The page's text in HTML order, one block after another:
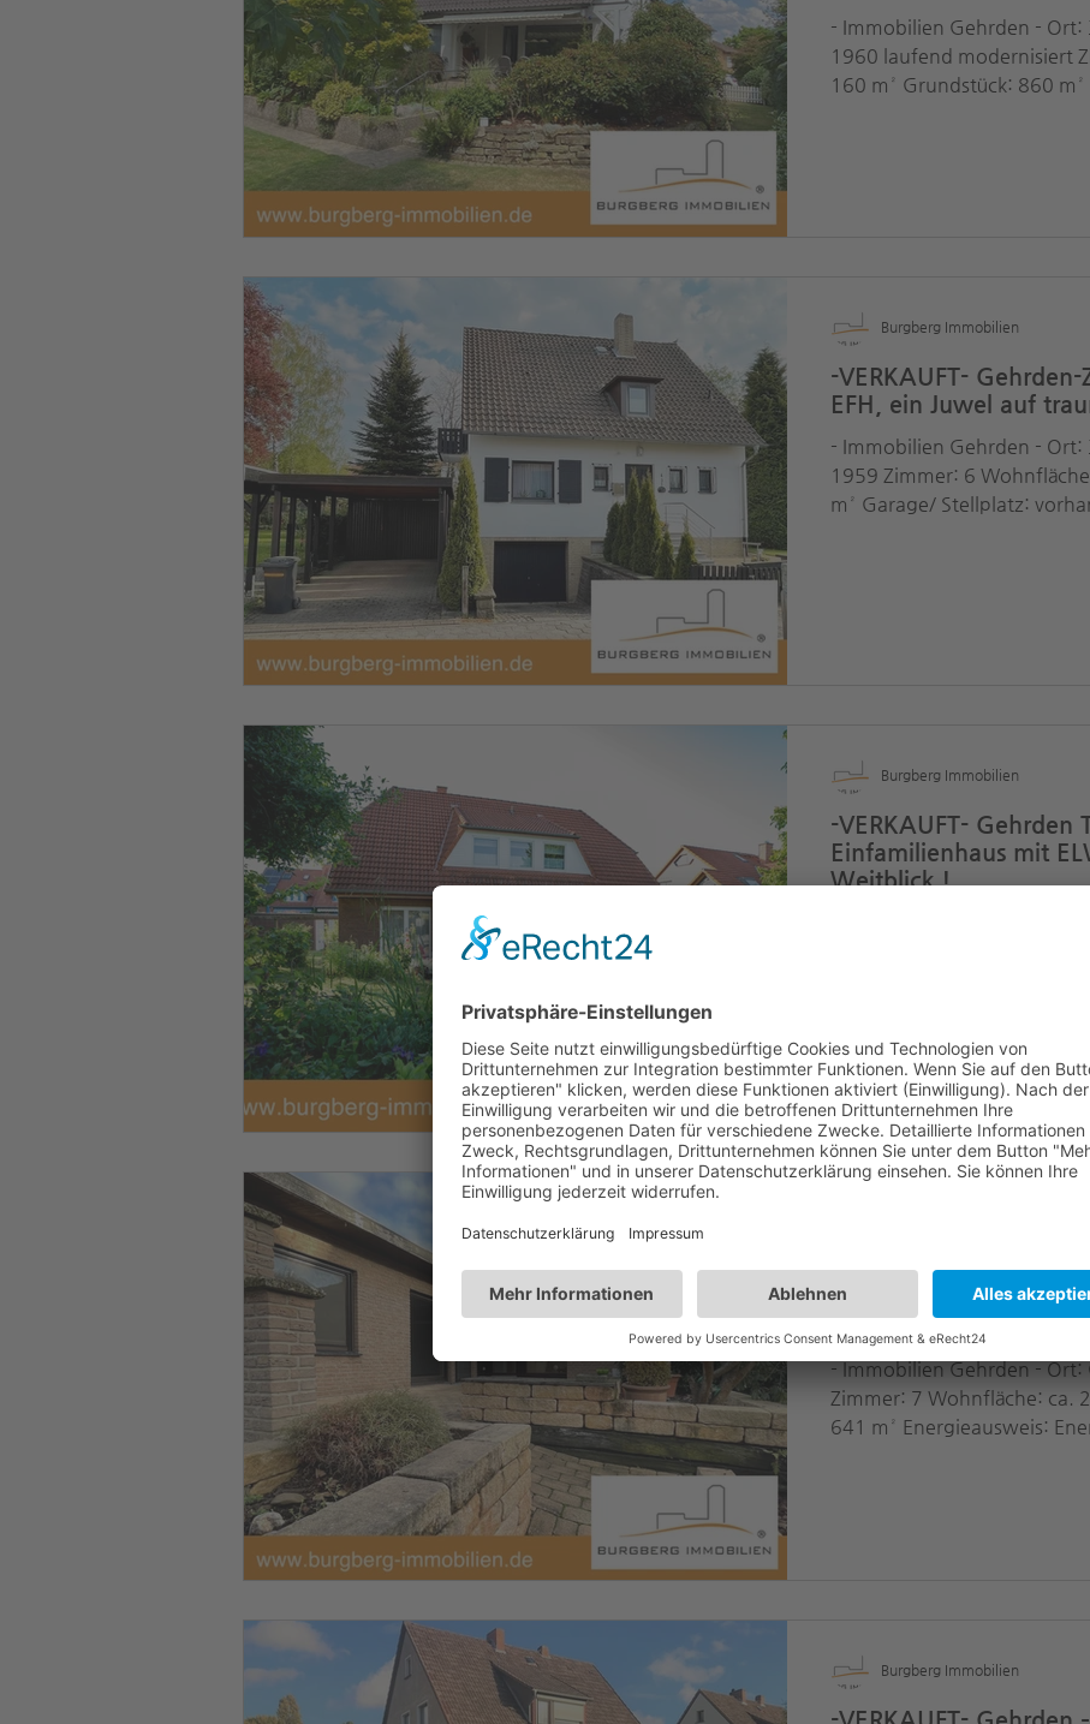
- Immobilien Gehrden -
1960 laufend modernisiert
160 m²
-VERKAUFT-
EFH, ein Juwel auf
- Immobilien Gehrden -
1959 Zimmer: 6 Wohnfläche:
m² Garage/ Stellplatz:
Burgberg Immobilien
-VERKAUFT- Gehrden
Einfamilienhaus mit
Weitblick !
- Immobilien Gehrden -
Zimmer: 7 Wohnfläche: ca.
Burgberg Immobilien
-VERKAUFT-
Stilvolles, großzügiges
gefragter Lage
- Immobilien Gehrden - Ort:
Zimmer: 7 Wohnfläche: ca.
641 m² Energieausweis:
Burgberg Immobilien